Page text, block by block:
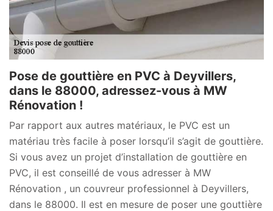
Pose de gouttière en PVC à Deyvillers,
dans le 88000, adressez-vous à MW
Rénovation !
Par rapport aux autres matériaux, le PVC est un
matériau très facile à poser lorsqu’il s’agit de gouttière.
Si vous avez un projet d’installation de gouttière en
PVC, il est conseillé de vous adresser à MW
Rénovation , un couvreur professionnel à Deyvillers,
dans le 88000. Il est en mesure de poser une gouttière